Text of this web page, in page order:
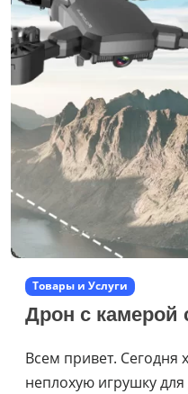
Товары и Услуги
Дрон c камерой
Всем привет. Сегодня
неплохую игрушку для